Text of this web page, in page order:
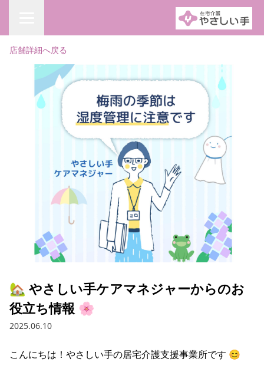
店舗詳細へ戻る
🏡 やさしい手ケアマネジャーからのお
役立ち情報 🌸
2025.06.10
こんにちは！やさしい手の居宅介護支援事業所です 😊